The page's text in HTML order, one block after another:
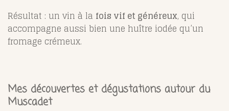
Résultat : un vin à la fois vif et généreux, qui
accompagne aussi bien une huître iodée qu’un
fromage crémeux.
Mes découvertes et dégustations autour du
Muscadet